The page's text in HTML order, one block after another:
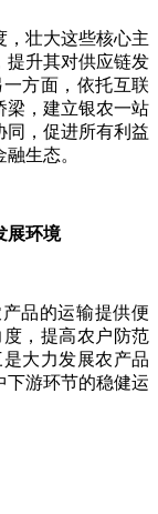
壮大这些核心主
提升其对供应链发
方面，依托互联
梁，建立银农一站
同，促进所有利益
生态。
环境
品的运输提供便
，提高农户防范
大力发展农产品
下游环节的稳健运